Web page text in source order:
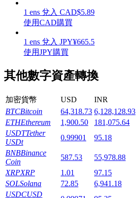
Launchpool
活期質押獲得熱門資產
鎖倉BTR
輕鬆獲得多重福利
1 ens 兌入 CAD$5.89
使用CAD購買
1 ens 兌入 JPY¥665.5
使用JPY購買
其他數字資產轉換
加密貨幣 USD INR
BTCBitcoin 64,318.73 6,128,128.93
ETHEthereum 1,900.50 181,075.64
USDTTether
USDt
0.99901 95.18
BNBBinance
Coin
587.53 55,978.88
XRPXRP 1.01 97.15
SOLSolana 72.85 6,941.18
USDCUSD